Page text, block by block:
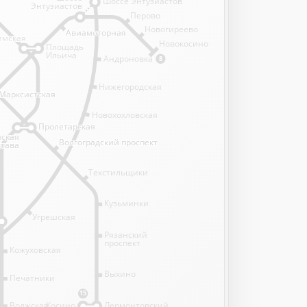
8
15
Андроновка
Нижегородская
Новохохловская
Угрешская
Текстильщики
Кузьминки
Рязанский
проспект
Выхино
Лермонтовский
Кожуховская
Печатники
Волжская
Перово
Новогиреево
Новокосино
Площадь
Ильича
Пролетарская
Пролетарская
Волгоградский проспект
Волгоградский проспект
Авиамоторная
Авиамоторная
Энтузиастов
Косино